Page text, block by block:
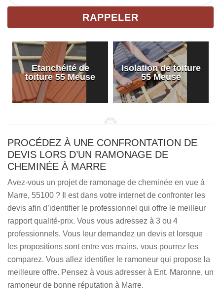
Etanchéité de
toiture 55 Meuse
Isolation de toiture
55 Meuse
PROCÉDEZ À UNE CONFRONTATION DE
DEVIS LORS D’UN RAMONAGE DE
CHEMINÉE À MARRE
Avez-vous un projet de ramonage de cheminée en vue à
Marre, 55100 ? Il est dans votre internet de confronter les
devis afin d’identifier le professionnel qui offre le meilleur
rapport qualité-prix. Vous vous adressez à 3 ou 4
professionnels. Vous leur demandez un devis et lorsque
les propositions sont entre vos mains, vous pourrez les
comparez. Vous allez identifier le ramoneur qui propose la
meilleure offre. Pensez à vous adresser à Ent. Maronne, un
ramoneur de bonne réputation à Marre.